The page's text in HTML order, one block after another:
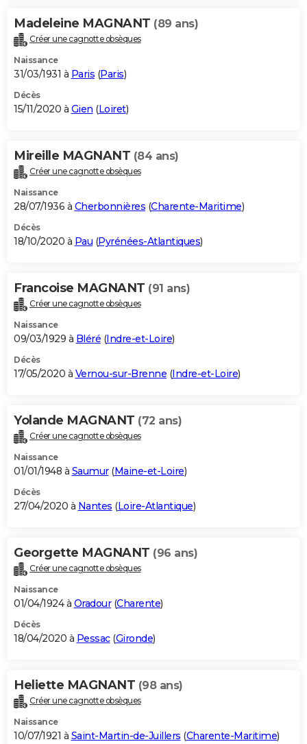
Madeleine MAGNANT (89 ans)
Créer une cagnotte obsèques
Naissance
31/03/1931 à Paris (Paris)
Décès
15/11/2020 à Gien (Loiret)
Mireille MAGNANT (84 ans)
Créer une cagnotte obsèques
Naissance
28/07/1936 à Cherbonnières (Charente-Maritime)
Décès
18/10/2020 à Pau (Pyrénées-Atlantiques)
Francoise MAGNANT (91 ans)
Créer une cagnotte obsèques
Naissance
09/03/1929 à Bléré (Indre-et-Loire)
Décès
17/05/2020 à Vernou-sur-Brenne (Indre-et-Loire)
Yolande MAGNANT (72 ans)
Créer une cagnotte obsèques
Naissance
01/01/1948 à Saumur(Maine-et-Loire)
Décès
27/04/2020 à Nantes (Loire-Atlantique)
Georgette MAGNANT (96 ans)
Créer une cagnotte obsèques
Naissance
01/04/1924 à Oradour(Charente)
Décès
18/04/2020 à Pessac(Gironde)
Heliette MAGNANT (98 ans)
Créer une cagnotte obsèques
Naissance
10/07/1921 à Saint-Martin-de-Juillers (Charente-Maritime)